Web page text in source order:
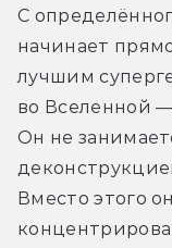
С
начинает
лучшим
во Вселенной
Он не
Вместо этого